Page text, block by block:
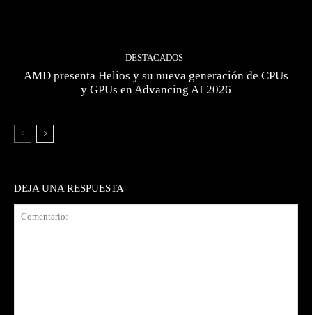
DESTACADOS
AMD presenta Helios y su nueva generación de CPUs
y GPUs en Advancing AI 2026
DEJA UNA RESPUESTA